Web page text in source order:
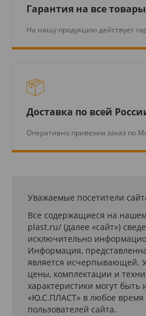
Гарантия на все товары
На нашу продукцию действует
Доставка по всей
Оперативно привезем заказ по
Уважаемые посетители
Все содержащиеся на
plast.ru/ (далее «сайт»)
исключительно
Информация,
является исчерпывающей.
цены, комплектации и
характеристики могут
«Ю.С.ПЛАСТ» в любое время
пользователей сайта.